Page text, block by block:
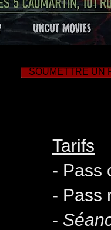
SOUMETTRE UN
Tarifs
- Pass
- Pass
-